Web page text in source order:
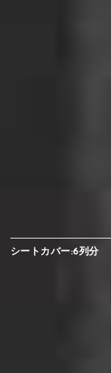
シートカバー:6列分